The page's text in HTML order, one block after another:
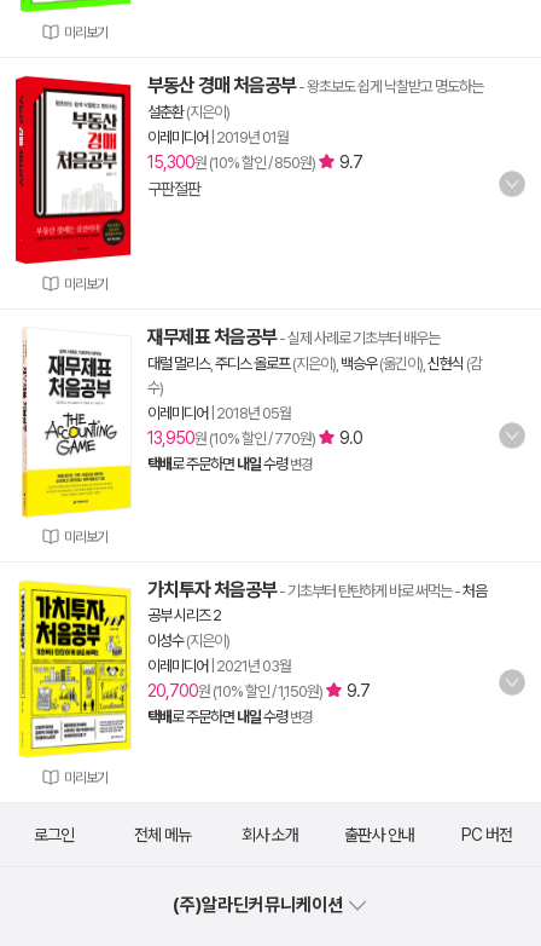
미리보기
미리보기
부동산 경매 처음공부- 왕초보도 쉽게 낙찰받고 명도하는
설춘환(지은이)
이레미디어 2019년 01월
15,300원 (10% 할인 / 850원)
9.7
구판절판
미리보기
재무제표 처음공부- 실제 사례로 기초부터 배우는
대럴 멀리스, 주디스 올로프(지은이), 백승우(옮긴이), 신현식 (감
수)
이레미디어 2018년 05월
13,950원 (10% 할인 / 770원) 9.0
택배로 주문하면 내일수령 변경
미리보기
가치투자 처음공부- 기초부터 탄탄하게 바로 써먹는-처음
공부 시리즈 2
이성수(지은이)
이레미디어 2021년 03월
20,700원 (10% 할인 / 1,150원) 9.7
택배로 주문하면 내일수령 변경
로그인 전체 메뉴 회사 소개 출판사 안내 PC 버전
(주)알라딘커뮤니케이션